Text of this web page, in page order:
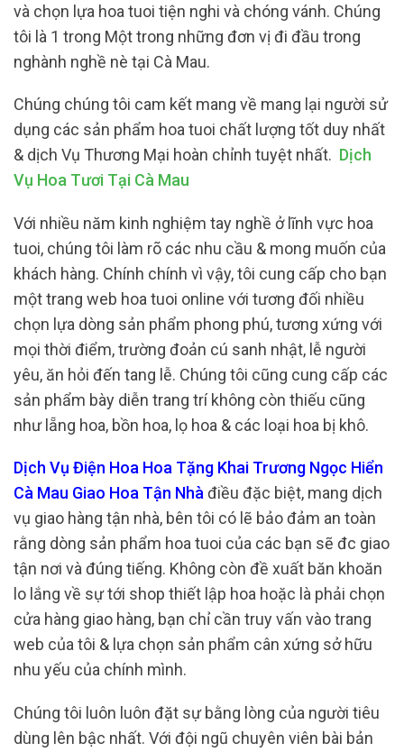
và chọn lựa hoa tuoi tiện nghi và chóng vánh. Chúng
tôi là 1 trong Một trong những đơn vị đi đầu trong
nghành nghề nè tại Cà Mau.
Chúng chúng tôi cam kết mang về mang lại người sử
dụng các sản phẩm hoa tuoi chất lượng tốt duy nhất
& dịch Vụ Thương Mại hoàn chỉnh tuyệt nhất. Dịch
Vụ Hoa Tươi Tại Cà Mau
Với nhiều năm kinh nghiệm tay nghề ở lĩnh vực hoa
tuoi, chúng tôi làm rõ các nhu cầu & mong muốn của
khách hàng. Chính chính vì vậy, tôi cung cấp cho bạn
một trang web hoa tuoi online với tương đối nhiều
chọn lựa dòng sản phẩm phong phú, tương xứng với
mọi thời điểm, trường đoản cú sanh nhật, lễ người
yêu, ăn hỏi đến tang lễ. Chúng tôi cũng cung cấp các
sản phẩm bày diễn trang trí không còn thiếu cũng
như lẵng hoa, bồn hoa, lọ hoa & các loại hoa bị khô.
Dịch Vụ Điện Hoa Hoa Tặng Khai Trương Ngọc Hiển
Cà Mau Giao Hoa Tận Nhà điều đặc biệt, mang dịch
vụ giao hàng tận nhà, bên tôi có lẽ bảo đảm an toàn
rằng dòng sản phẩm hoa tuoi của các bạn sẽ đc giao
tận nơi và đúng tiếng. Không còn đề xuất băn khoăn
lo lắng về sự tới shop thiết lập hoa hoặc là phải chọn
cửa hàng giao hàng, bạn chỉ cần truy vấn vào trang
web của tôi & lựa chọn sản phẩm cân xứng sở hữu
nhu yếu của chính mình.
Chúng tôi luôn luôn đặt sự bằng lòng của người tiêu
dùng lên bậc nhất. Với đội ngũ chuyên viên bài bản